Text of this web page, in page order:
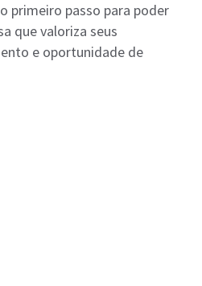
primeiro passo para poder
que valoriza seus
e oportunidade de